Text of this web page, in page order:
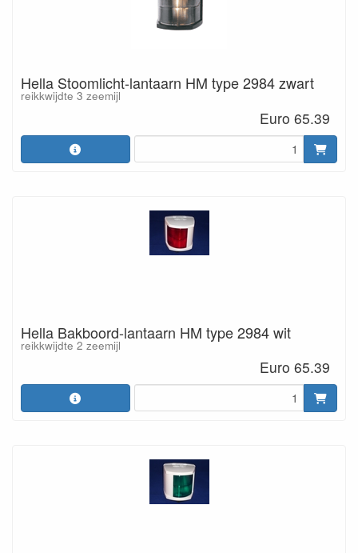
Hella Stoomlicht-lantaarn HM type 2984 zwart
reikkwijdte 3 zeemijl
Euro 65.39
Hella Bakboord-lantaarn HM type 2984 wit
reikkwijdte 2 zeemijl
Euro 65.39